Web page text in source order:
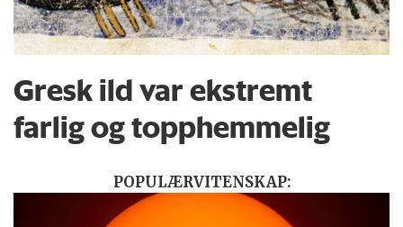
Gresk ild var ekstremt
farlig og topphemmelig
POPULÆRVITENSKAP: